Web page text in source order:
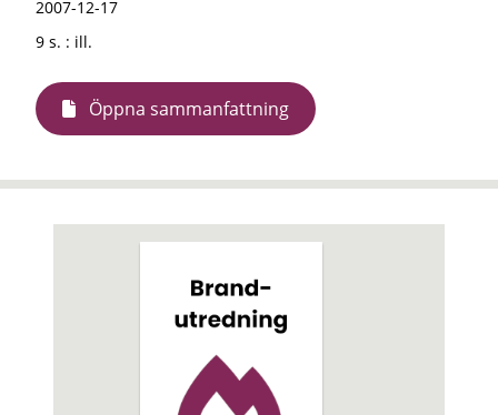
2007-12-17
9 s. : ill.
Öppna sammanfattning